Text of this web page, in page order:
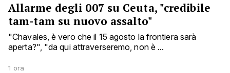
Allarme degli 007 su Ceuta, "credibile
tam-tam su nuovo assalto"
"Chavales, è vero che il 15 agosto la frontiera sarà
aperta?", "da qui attraverseremo, non è ...
1 ora